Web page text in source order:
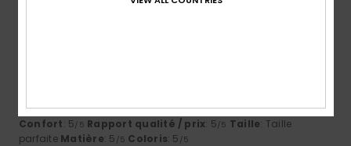
Très bien
Confort: 5/5 Rapport qualité / prix: 5/5 Taille: Taille
parfaite Matière: 5 /5 Coloris: 5 /5